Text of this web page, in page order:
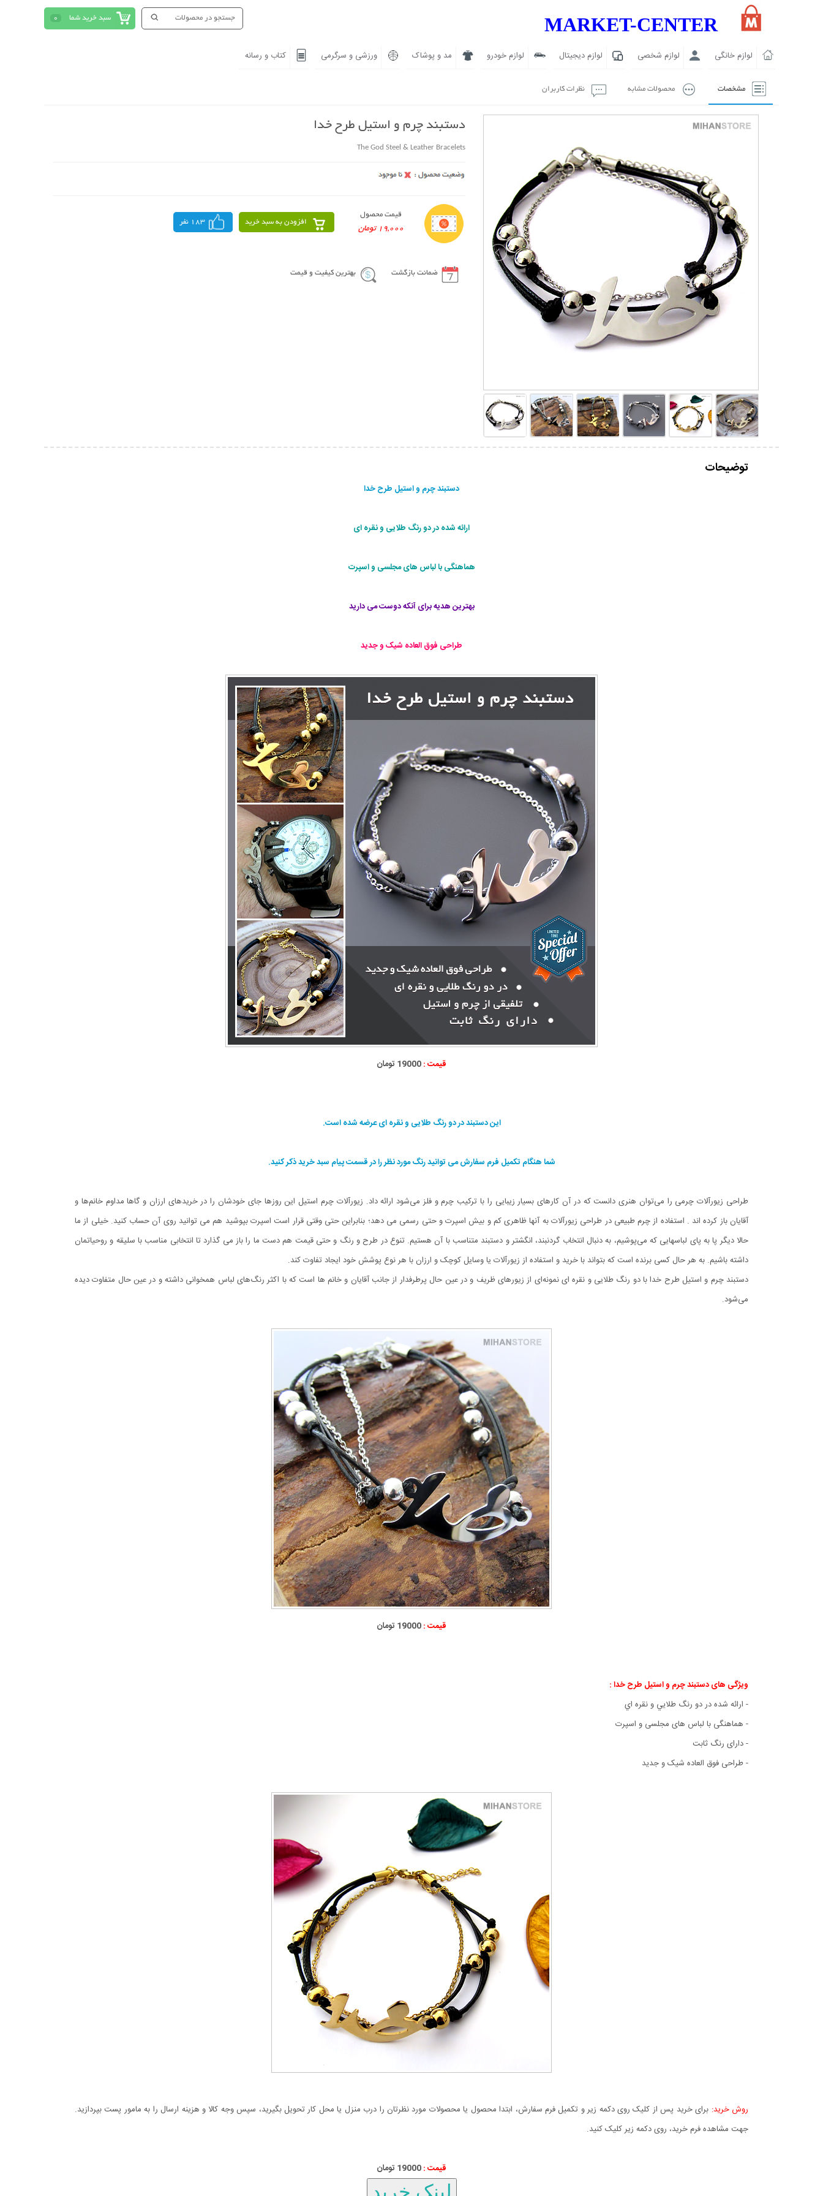
سبد خرید شما 0 MARKET-CENTER
لوازم خانگی لوازم شخصی لوازم دیجیتال لوازم خودرو مد و پوشاک ورزشی و سرگرمی کتاب و رسانه
مشخصات محصولات مشابه نظرات کاربران
دستبند چرم و استیل طرح خدا
The God Steel & Leather Bracelets
قیمت محصول
19,000 تومان
افزودن به سبد خرید 183 نفر
ضمانت بازگشت بهترین کیفیت و قیمت
توضیحات
دستبند چرم و استیل طرح خدا
ارائه شده در دو رنگ طلايی و نقره ای
هماهنگی با لباس های مجلسی و اسپرت
بهترین هدیه برای آنکه دوست می دارید
طراحی فوق العاده شيک و جديد
قیمت :19000 تومان
این دستبند در دو رنگ طلایی و نقره ای عرضه شده است.
شما هنگام تکمیل فرم سفارش می توانید رنگ مورد نظر را در قسمت پیام سبد خرید ذکر کنید.
طراحی زیورآلات چرمی را می‌توان هنری دانست که در آن کارهای بسیار زیبایی را با ترکیب چرم و فلز می‌شود ارائه داد. زیورآلات چرم استیل این روزها جای خودشان را در خریدهای ارزان و گاها مداوم خانم‌ها و
آقایان باز کرده اند . استفاده از چرم طبیعی در طراحی زیورآلات به آنها ظاهری کم و بیش اسپرت و حتی رسمی می دهد؛ بنابراین حتی وقتی قرار است اسپرت بپوشید هم می توانید روی آن حساب کنید. خیلی از ما
حالا دیگر پا به پای لباسهایی که می‌پوشیم، به دنبال انتخاب گردنبند، انگشتر و دستبند متناسب با آن هستیم. تنوع در طرح و رنگ و حتی قیمت هم دست ما را باز می گذارد تا انتخابی مناسب با سلیقه و روحیاتمان
داشته باشیم. به هر حال کسی برنده است که بتواند با خرید‌ و استفاده از زیورآلات یا وسایل کوچک و ارزان با هر نوع پوشش خود ایجاد تفاوت کند.
دستبند چرم و استیل طرح خدا با دو رنگ طلایی و نقره ای نمونه‌ای از زیورهای ظریف و در عین حال پرطرفدار از جانب آقایان و خانم ها است که با اکثر رنگ‌های لباس همخوانی داشته و در عین حال متفاوت دیده
می‌شود.
قیمت :19000 تومان
ویژگی های دستبند چرم و استیل طرح خدا:
- ارائه شده در دو رنگ طلايي و نقره اي
- هماهنگی با لباس های مجلسی و اسپرت
- دارای رنگ ثابت
- طراحی فوق العاده شيک و جديد
روش خرید: برای خرید پس از کلیک روی دکمه زیر و تکمیل فرم سفارش، ابتدا محصول یا محصولات مورد نظرتان را درب منزل یا محل کار تحویل بگیرید، سپس وجه کالا و هزینه ارسال را به مامور پست بپردازید.
جهت مشاهده فرم خرید، روی دکمه زیر کلیک کنید.
قیمت :19000 تومان